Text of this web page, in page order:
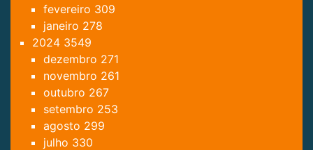
fevereiro 309
janeiro 278
2024 3549
dezembro 271
novembro 261
outubro 267
setembro 253
agosto 299
julho 330